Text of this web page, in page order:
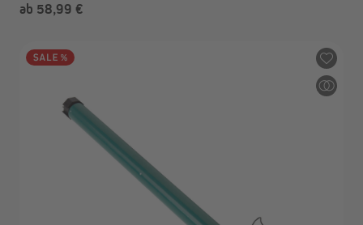
ab 58,99 €